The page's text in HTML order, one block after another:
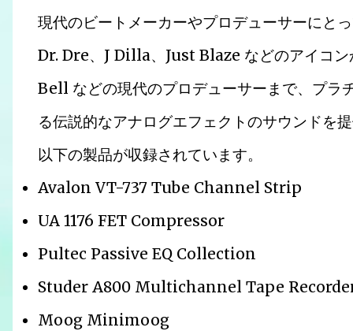
現代のビートメーカーやプロデューサーに
Dr. Dre、J Dilla、Just Blaze などのアイ
Bell などの現代のプロデューサーまで、プラ
る伝説的なアナログエフェクトのサウンドを
以下の製品が収録されています。
Avalon VT-737 Tube Channel Strip
UA 1176 FET Compressor
Pultec Passive EQ Collection
Studer A800 Multichannel Tape
Moog Minimoog